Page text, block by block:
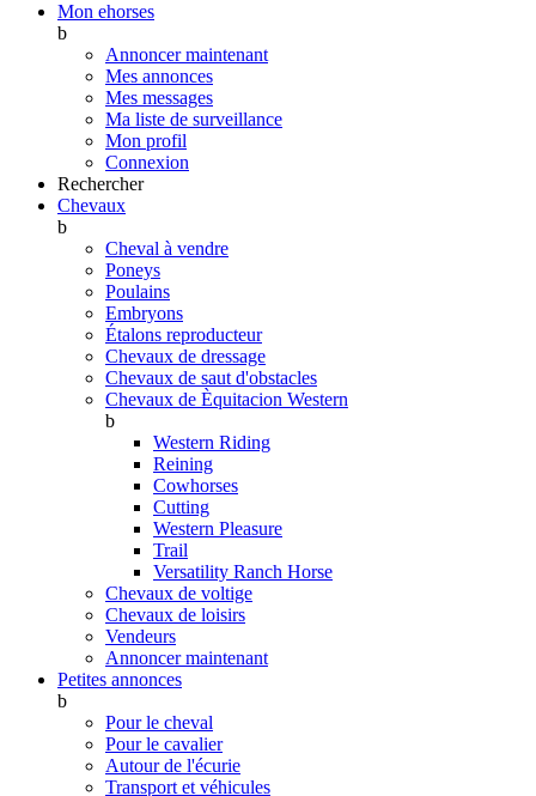
Mon ehorses
b
Annoncer maintenant
Mes annonces
Mes messages
Ma liste de surveillance
Mon profil
Connexion
Rechercher
Chevaux
b
Cheval à vendre
Poneys
Poulains
Embryons
Étalons reproducteur
Chevaux de dressage
Chevaux de saut d'obstacles
Chevaux de Èquitacion Western
b
Western Riding
Reining
Cowhorses
Cutting
Western Pleasure
Trail
Versatility Ranch Horse
Chevaux de voltige
Chevaux de loisirs
Vendeurs
Annoncer maintenant
Petites annonces
b
Pour le cheval
Pour le cavalier
Autour de l'écurie
Transport et véhicules